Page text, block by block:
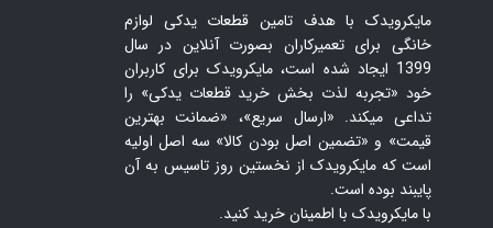
مایکرویدک با هدف تامین قطعات یدکی لوازم
خانگی برای تعمیرکاران بصورت آنلاین در سال
1399 ایجاد شده است، مایکرویدک برای کاربران
خود «تجربه لذت بخش خرید قطعات یدکی» را
تداعی میکند. «ارسال سریع»، «ضمانت بهترین
قیمت» و «تضمین اصل بودن کالا» سه اصل اولیه
است که مایکرویدک از نخستین روز تاسیس به آن
پایبند بوده است.
با مایکرویدک با اطمینان خرید کنید.​​​​​​​